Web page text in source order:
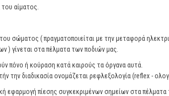
αίματος.
σώματος ( πραγματοποιείται με την μεταφορά
) γίνεται στα πέλματα των ποδιών μας.
πόνο ή κούραση κατά καιρούς τα όργανα αυτά.
την διαδικασία ονομάζεται ρεφλεξολογία (reflex -
εφαρμογή πίεσης συγκεκριμένων σημείων στα